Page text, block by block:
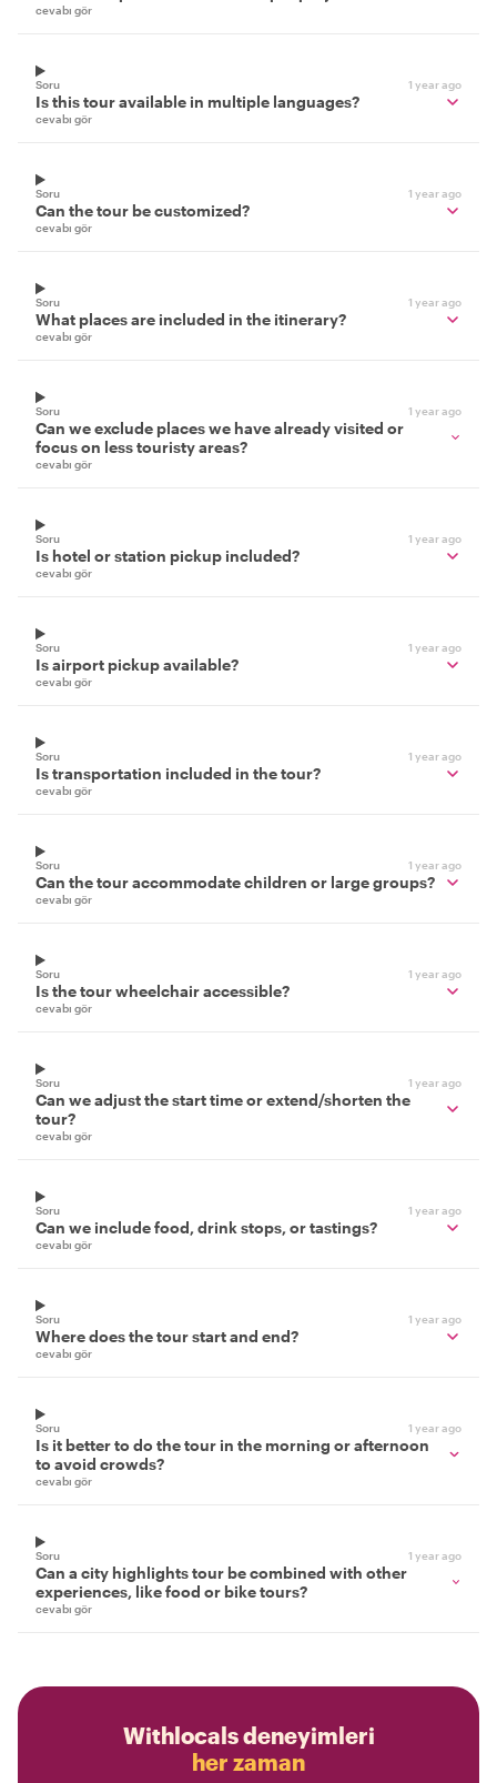
cevabı gör
Soru 1 year ago
Is this tour available in multiple languages?
cevabı gör
Soru 1 year ago
Can the tour be customized?
cevabı gör
Soru 1 year ago
What places are included in the itinerary?
cevabı gör
Soru 1 year ago
Can we exclude places we have already visited or
focus on less touristy areas?
cevabı gör
Soru 1 year ago
Is hotel or station pickup included?
cevabı gör
Soru 1 year ago
Is airport pickup available?
cevabı gör
Soru 1 year ago
Is transportation included in the tour?
cevabı gör
Soru 1 year ago
Can the tour accommodate children or large groups?
cevabı gör
Soru 1 year ago
Is the tour wheelchair accessible?
cevabı gör
Soru 1 year ago
Can we adjust the start time or extend/shorten the
tour?
cevabı gör
Soru 1 year ago
Can we include food, drink stops, or tastings?
cevabı gör
Soru 1 year ago
Where does the tour start and end?
cevabı gör
Soru 1 year ago
Is it better to do the tour in the morning or afternoon
to avoid crowds?
cevabı gör
Soru 1 year ago
Can a city highlights tour be combined with other
experiences, like food or bike tours?
cevabı gör
Withlocals deneyimleri
her zaman